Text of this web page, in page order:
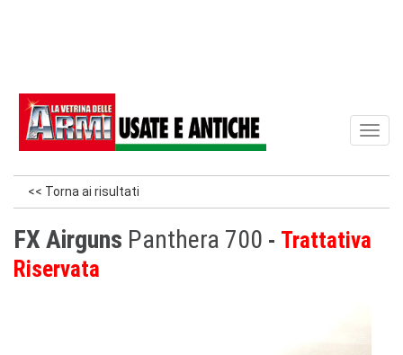
<< Torna ai risultati
FX Airguns Panthera 700
Trattativa
Riservata